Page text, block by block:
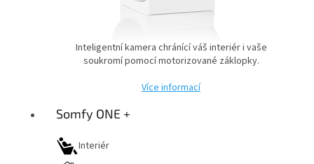
Inteligentní kamera chránící váš interiér i vaše
soukromí pomocí motorizované záklopky.
Více informací
Somfy ONE +
Interiér